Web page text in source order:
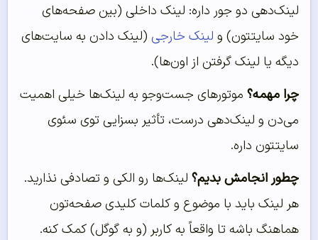
لینک‌دهی دو جور داره: لینک داخلی (بین صفحه‌های
خود سایتتون) و لینک خارجی (لینک دادن به سایت‌های
دیگه یا لینک گرفتن از اون‌ها).
چرا مهمه؟ موتورهای جست‌وجو به لینک‌ها خیلی اهمیت
می‌دن و لینک‌دهی درست، تأثیر بسزایی توی سئوی
سایتتون داره.
چطور انجامش بدیم؟ لینک‌ها رو الکی و تصادفی نذارید.
هر لینک باید با موضوع و کلمات کلیدی صفحه‌تون
هماهنگ باشه تا واقعاً به کاربر (و به گوگل) کمک کنه.